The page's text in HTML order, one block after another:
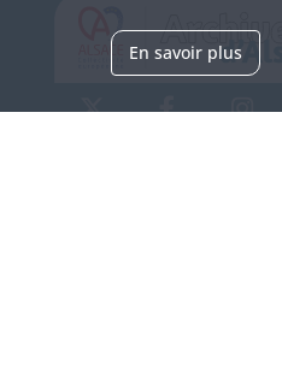
En savoir plus